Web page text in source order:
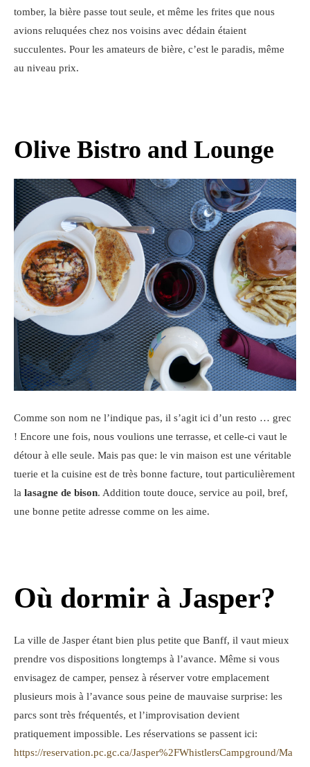
tomber, la bière passe tout seule, et même les frites que nous
avions reluquées chez nos voisins avec dédain étaient
succulentes. Pour les amateurs de bière, c’est le paradis, même
au niveau prix.
Olive Bistro and Lounge
Comme son nom ne l’indique pas, il s’agit ici d’un resto … grec
! Encore une fois, nous voulions une terrasse, et celle-ci vaut le
détour à elle seule. Mais pas que: le vin maison est une véritable
tuerie et la cuisine est de très bonne facture, tout particulièrement
la lasagne de bison. Addition toute douce, service au poil, bref,
une bonne petite adresse comme on les aime.
Où dormir à Jasper?
La ville de Jasper étant bien plus petite que Banff, il vaut mieux
prendre vos dispositions longtemps à l’avance. Même si vous
envisagez de camper, pensez à réserver votre emplacement
plusieurs mois à l’avance sous peine de mauvaise surprise: les
parcs sont très fréquentés, et l’improvisation devient
pratiquement impossible. Les réservations se passent ici:
https://reservation.pc.gc.ca/Jasper%2FWhistlersCampground/Ma